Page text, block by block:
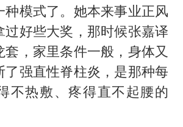
种模式了。她本来事业正风
过好些大奖，那时候张嘉译
套，家里条件一般，身体又
了强直性脊柱炎，是那种每
不热敷、疼得直不起腰的